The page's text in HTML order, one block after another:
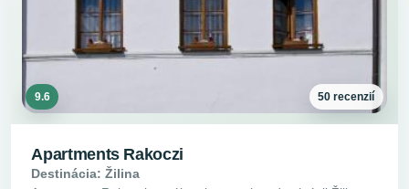
9.6 50 recenzií
Apartments Rakoczi
Destinácia: Žilina